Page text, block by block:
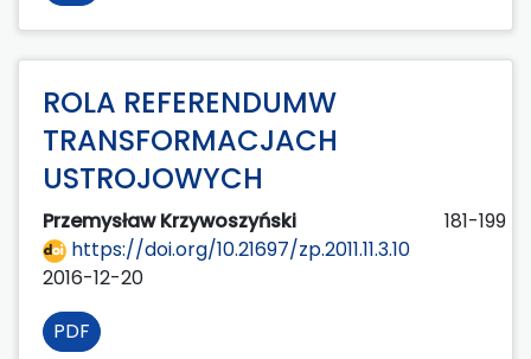
ROLA REFERENDUMW
TRANSFORMACJACH
USTROJOWYCH
Przemysław Krzywoszyński
181-199
https://doi.org/10.21697/zp.2011.11.3.10
2016-12-20
PDF